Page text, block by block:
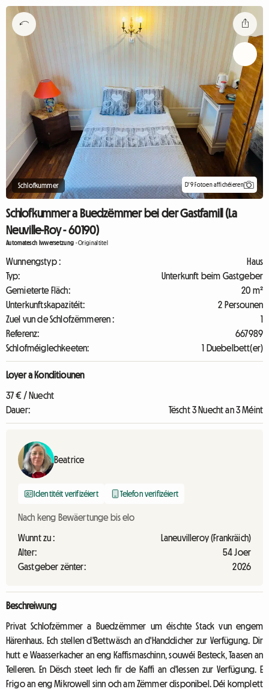
Schlofkummer D'9 Fotoen affichéieren
Schlofkummer a Buedzëmmer bei der Gastfamill (La
Neuville-Roy - 60190)
Automatesch Iwwersetzung -Originaltitel
Wunnengstyp :
Haus
Typ:
Unterkunft beim Gastgeber
Gemieterte Fläch:
20 m²
Unterkunftskapazitéit:
2 Persounen
Zuel vun de Schlofzëmmeren :
1
Referenz:
667989
Schlofméiglechkeeten:
1 Duebelbett(er)
Loyer a Konditiounen
37 € / Nuecht
Dauer:
Tëscht 3 Nuecht an 3 Méint
Beatrice
Identitéit verifizéiert Telefon verifizéiert
Nach keng Bewäertunge bis elo
Wunnt zu :
Laneuvilleroy (Frankräich)
Alter:
54 Joer
Gastgeber zënter:
2026
Beschreiwung
Privat Schlofzëmmer a Buedzëmmer um éischte Stack vun engem
Härenhaus. Ech stellen d'Bettwäsch an d'Handdicher zur Verfügung. Dir
hutt e Waasserkacher an eng Kaffismaschinn, souwéi Besteck, Taasen an
Telleren. En Dësch steet Iech fir de Kaffi an d'Iessen zur Verfügung. E
Frigo an eng Mikrowell sinn och am Zëmmer disponibel. Déi komplett